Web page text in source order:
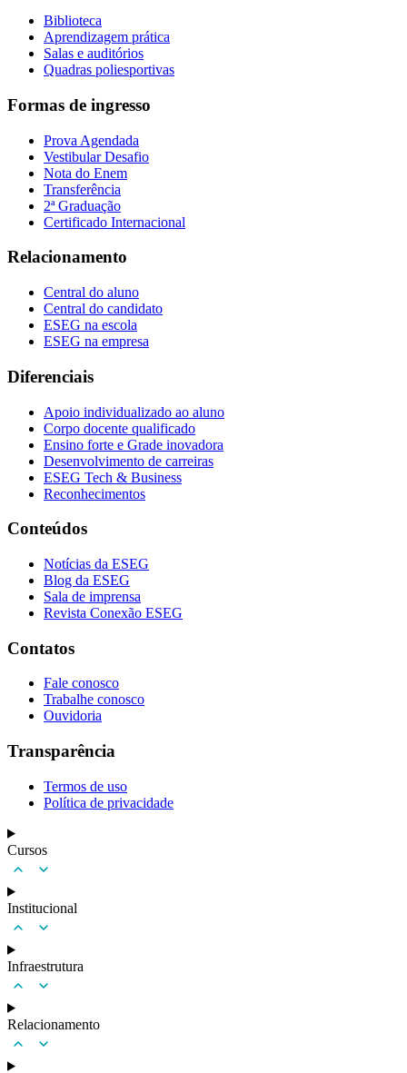
Biblioteca
Aprendizagem prática
Salas e auditórios
Quadras poliesportivas
Formas de ingresso
Prova Agendada
Vestibular Desafio
Nota do Enem
Transferência
2ª Graduação
Certificado Internacional
Relacionamento
Central do aluno
Central do candidato
ESEG na escola
ESEG na empresa
Diferenciais
Apoio individualizado ao aluno
Corpo docente qualificado
Ensino forte e Grade inovadora
Desenvolvimento de carreiras
ESEG Tech & Business
Reconhecimentos
Conteúdos
Notícias da ESEG
Blog da ESEG
Sala de imprensa
Revista Conexão ESEG
Contatos
Fale conosco
Trabalhe conosco
Ouvidoria
Transparência
Termos de uso
Política de privacidade
Cursos
Institucional
Infraestrutura
Relacionamento